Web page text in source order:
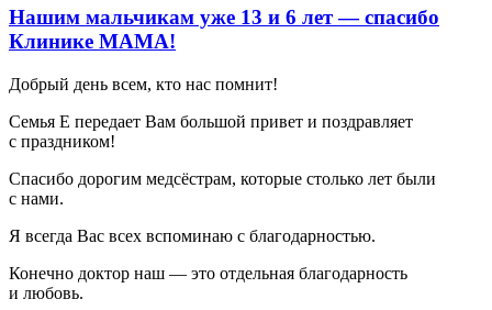
Нашим мальчикам уже 13 и 6 лет — спасибо
Клинике МАМА!
Добрый день всем, кто нас помнит!
Семья Е передает Вам большой привет и поздравляет
с праздником!
Спасибо дорогим медсёстрам, которые столько лет были
с нами.
Я всегда Вас всех вспоминаю с благодарностью.
Конечно доктор наш — это отдельная благодарность
и любовь.